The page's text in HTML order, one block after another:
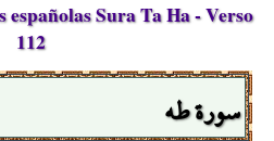
Sura Ta Ha - Verso
112
سورة طه